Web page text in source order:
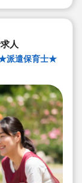
人
★派遣保育士★